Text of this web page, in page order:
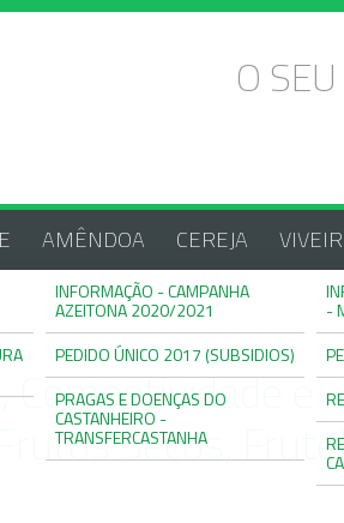
O
AMÊNDOA CEREJA
INFORMAÇÃO - CAMPANHA
AZEITONA 2020/2021
-
PEDIDO ÚNICO 2017 (SUBSIDIOS)
PRAGAS E DOENÇAS DO
CASTANHEIRO -
TRANSFERCASTANHA
e
Secos,